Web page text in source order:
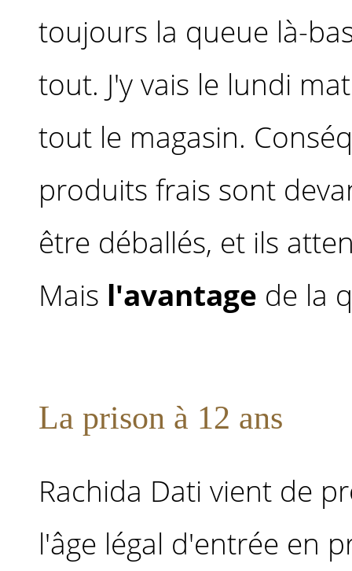
toujours la queue là-
tout. J'y vais le lundi
tout le magasin.
produits frais sont
être déballés, et ils
Mais l'avantage de la
La prison à 12 ans
Rachida Dati vient de
l'âge légal d'entrée en